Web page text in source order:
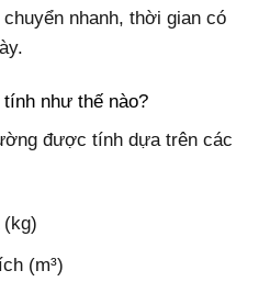
nhanh, thời gian có
như thế nào?
được tính dựa trên các
(kg)
(m³)